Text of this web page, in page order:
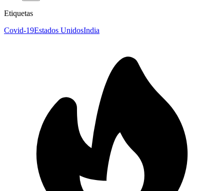
Etiquetas
Covid-19Estados UnidosIndia